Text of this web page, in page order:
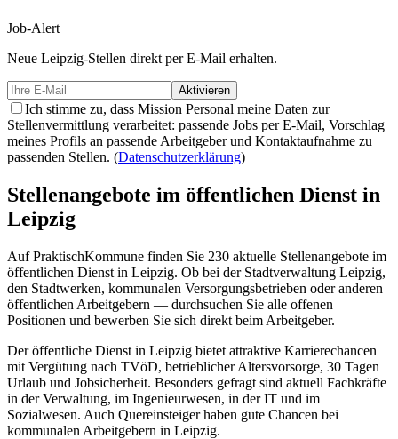
Job-Alert
Neue Leipzig-Stellen direkt per E-Mail erhalten.
Aktivieren
Ich stimme zu, dass Mission Personal meine Daten zur
Stellenvermittlung verarbeitet: passende Jobs per E-Mail, Vorschlag
meines Profils an passende Arbeitgeber und Kontaktaufnahme zu
passenden Stellen. (Datenschutzerklärung)
Stellenangebote im öffentlichen Dienst in
Leipzig
Auf PraktischKommune finden Sie 230 aktuelle Stellenangebote im
öffentlichen Dienst in Leipzig. Ob bei der Stadtverwaltung Leipzig,
den Stadtwerken, kommunalen Versorgungsbetrieben oder anderen
öffentlichen Arbeitgebern — durchsuchen Sie alle offenen
Positionen und bewerben Sie sich direkt beim Arbeitgeber.
Der öffentliche Dienst in Leipzig bietet attraktive Karrierechancen
mit Vergütung nach TVöD, betrieblicher Altersvorsorge, 30 Tagen
Urlaub und Jobsicherheit. Besonders gefragt sind aktuell Fachkräfte
in der Verwaltung, im Ingenieurwesen, in der IT und im
Sozialwesen. Auch Quereinsteiger haben gute Chancen bei
kommunalen Arbeitgebern in Leipzig.